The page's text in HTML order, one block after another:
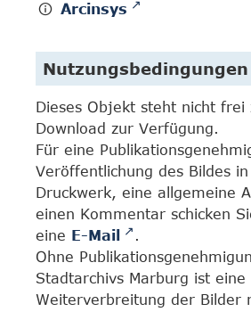
Arcinsys
Nutzungsbedingungen
Dieses Objekt steht nicht frei
Download zur Verfügung.
Für eine
Veröffentlichung des Bildes
Druckwerk, eine allgemeine
einen Kommentar schicken
eine E-Mail
.
Ohne
Stadtarchivs Marburg ist eine
Weiterverbreitung der Bilder